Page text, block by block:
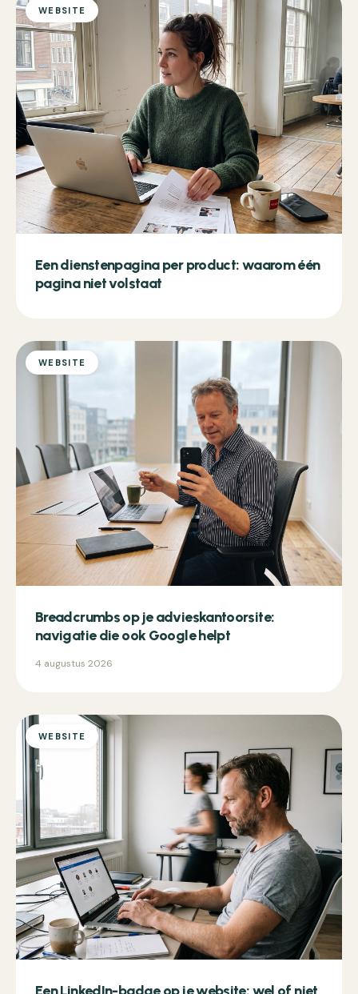
WEBSITE
Een dienstenpagina per product: waarom één
pagina niet volstaat
WEBSITE
Breadcrumbs op je advieskantoorsite:
navigatie die ook Google helpt
4 augustus 2026
WEBSITE